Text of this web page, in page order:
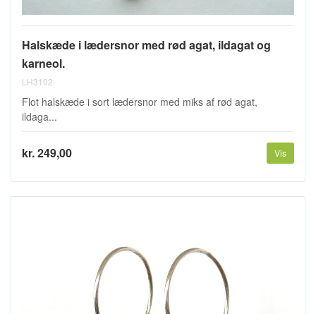
Halskæde i lædersnor med rød agat, ildagat og
karneol.
LH3102
Flot halskæde i sort lædersnor med miks af rød agat,
ildaga...
kr. 249,00 Vis